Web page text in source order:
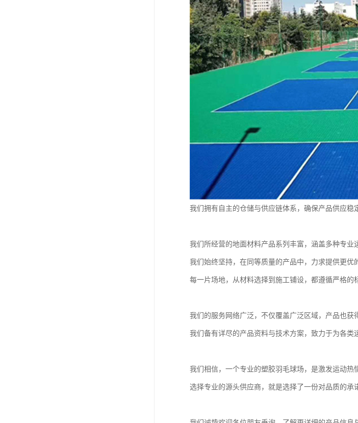
我们拥有自主的仓储与供应链体系，确保产品供应稳
我们所经营的地面材料产品系列丰富，涵盖多种专业
我们始终坚持，在同等质量的产品中，力求提供更优
每一片场地，从材料选择到施工铺设，都遵循严格的
我们的服务网络广泛，不仅覆盖广泛区域，产品也获
我们备有详尽的产品资料与技术方案，致力于为各类
我们相信，一个专业的塑胶羽毛球场，是激发运动热
选择专业的源头供应商，就是选择了一份对品质的承